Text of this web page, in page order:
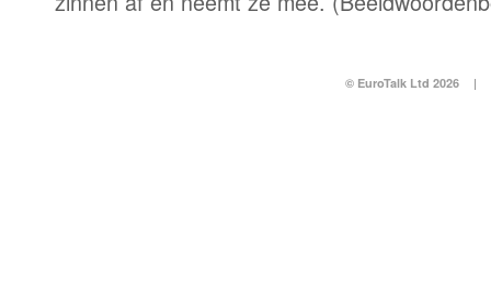
© EuroTalk Ltd 2026 |